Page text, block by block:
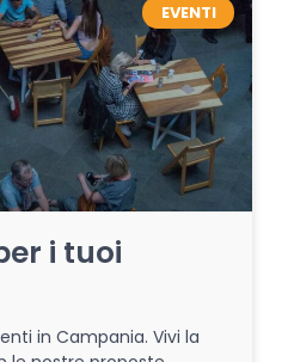
EVENTI
i tuoi
in Campania. Vivi la